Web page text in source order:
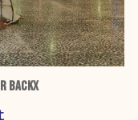
BACKX